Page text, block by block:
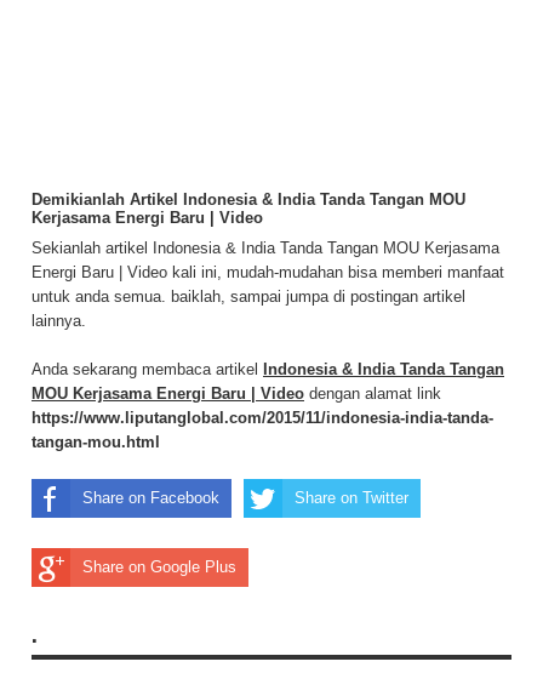
Demikianlah Artikel Indonesia & India Tanda Tangan MOU
Kerjasama Energi Baru | Video
Sekianlah artikel Indonesia & India Tanda Tangan MOU Kerjasama
Energi Baru | Video kali ini, mudah-mudahan bisa memberi manfaat
untuk anda semua. baiklah, sampai jumpa di postingan artikel
lainnya.
Anda sekarang membaca artikel
Indonesia & India Tanda Tangan
MOU Kerjasama Energi Baru | Video dengan alamat link
https://www.liputanglobal.com/2015/11/indonesia-india-tanda-
tangan-mou.html
Share on Facebook Share on Twitter
Share on Google Plus
.